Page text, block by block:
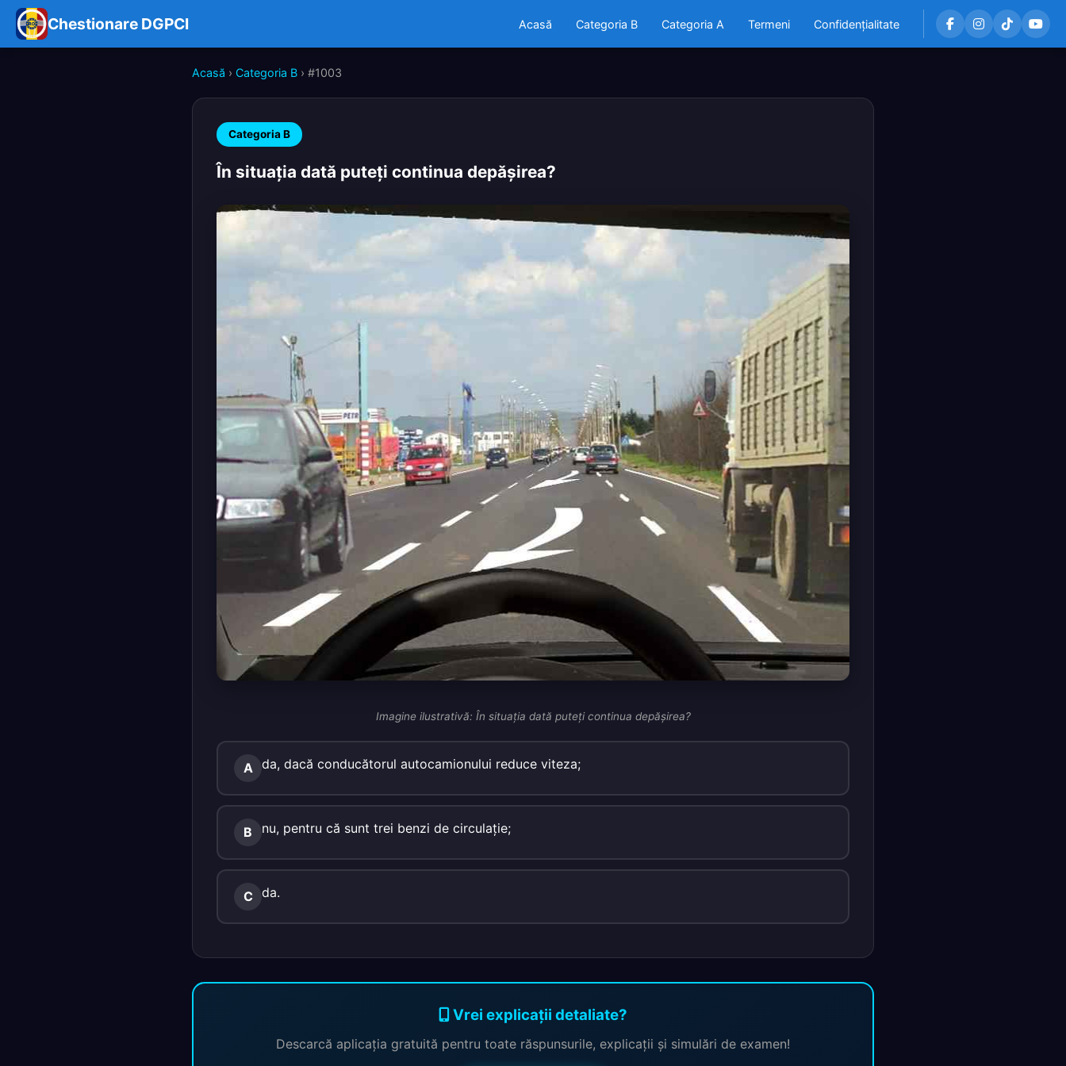
Chestionare DGPCI Acasă Categoria B Categoria A Termeni Confidențialitate
Acasă › Categoria B › #1003
Categoria B
În situaţia dată puteţi continua depăşirea?
Imagine ilustrativă: În situaţia dată puteţi continua depăşirea?
A da, dacă conducătorul autocamionului reduce viteza;
B nu, pentru că sunt trei benzi de circulaţie;
C da.
Vrei explicații detaliate?
Descarcă aplicația gratuită pentru toate răspunsurile, explicații și simulări de examen!